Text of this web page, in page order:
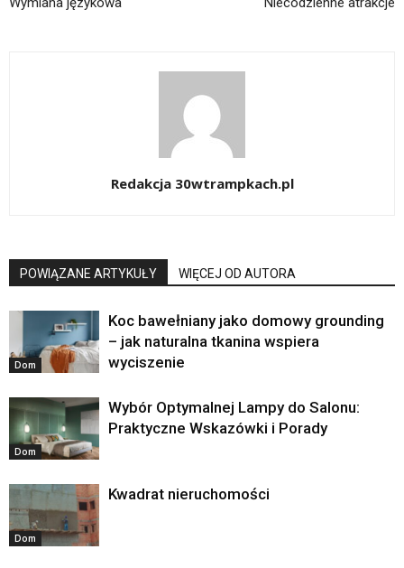
Redakcja 30wtrampkach.pl
POWIĄZANE ARTYKUŁY WIĘCEJ OD AUTORA
Dom
Koc bawełniany jako domowy grounding
– jak naturalna tkanina wspiera
wyciszenie
Dom
Wybór Optymalnej Lampy do Salonu:
Praktyczne Wskazówki i Porady
Dom
Kwadrat nieruchomości